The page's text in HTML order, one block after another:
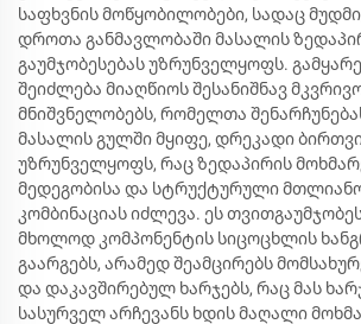
საფხვნის მოწყობილობები, სადაც
დროთა განმავლობაში მასალის
გაუმჯობესებას უზრუნველყოფს.
შეიძლება მიაღწიოს შესანიშნავ
მნიშვნელობებს, რომელთა
მასალის გულში მყიფე, დრეკადი
უზრუნველყოფს, რაც ზედაპირის
მედეგობისა და სტრუქტურული
კომბინაციას იძლევა. ეს
მხოლოდ კომპონენტის სიცოცხლის
გაარგებს, არამედ შეამცირებს
და დაკავშირებულ ხარჯებს, რაც მას
სასურველ არჩევანს ხდის მაღალი